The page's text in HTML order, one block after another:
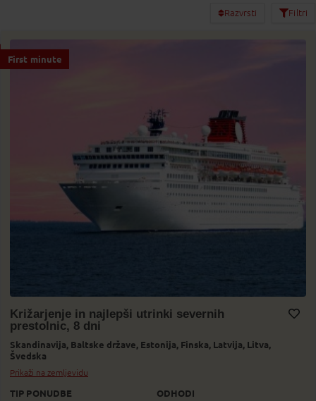
Razvrsti Filtri
First minute
Križarjenje in najlepši utrinki severnih
prestolnic, 8 dni
Skandinavija, Baltske države, Estonija, Finska, Latvija, Litva,
Švedska
Prikaži na zemljevidu
TIP PONUDBE
ODHODI